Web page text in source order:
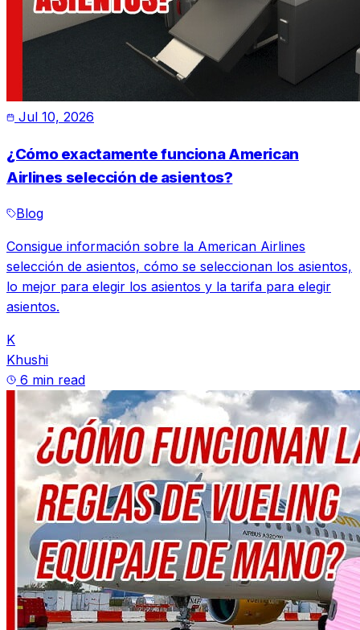
Jul 10, 2026
¿Cómo exactamente funciona American
Airlines selección de asientos?
Blog
Consigue información sobre la American Airlines
selección de asientos, cómo se seleccionan los asientos,
lo mejor para elegir los asientos y la tarifa para elegir
asientos.
K
Khushi
6 min read